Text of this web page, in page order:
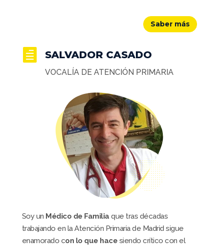
Saber más
 SALVADOR CASADO
VOCALÍA DE ATENCIÓN PRIMARIA
Soy un Médico de Familia que tras décadas
trabajando en la Atención Primaria de Madrid sigue
enamorado con lo que hace siendo crítico con el